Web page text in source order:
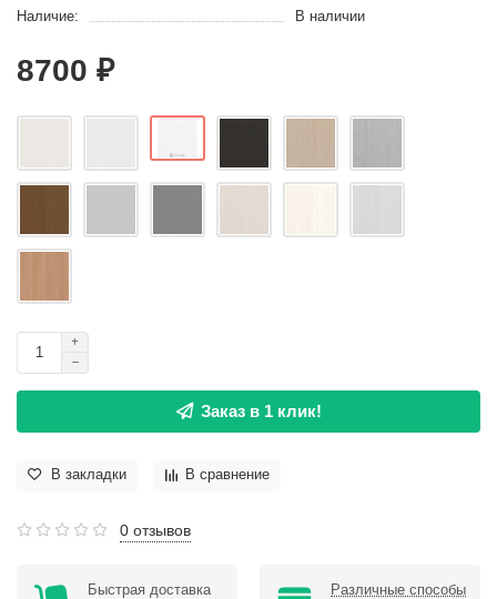
Наличие: В наличии
8700 ₽
Заказ в 1 клик!
В закладки В сравнение
0 отзывов
Быстрая доставка
Различные способы